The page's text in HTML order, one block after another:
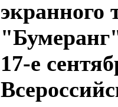
экранного
17-е